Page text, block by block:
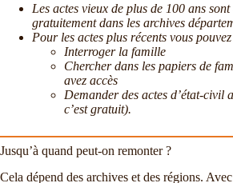
Les actes vieux de plus de 100 ans sont
gratuitement dans les archives
Pour les actes plus récents vous
Interroger la famille
Chercher dans les papiers de
avez accès
Demander des actes d’état-civil
c’est gratuit).
Jusqu’à quand peut-on remonter ?
Cela dépend des archives et des régions.